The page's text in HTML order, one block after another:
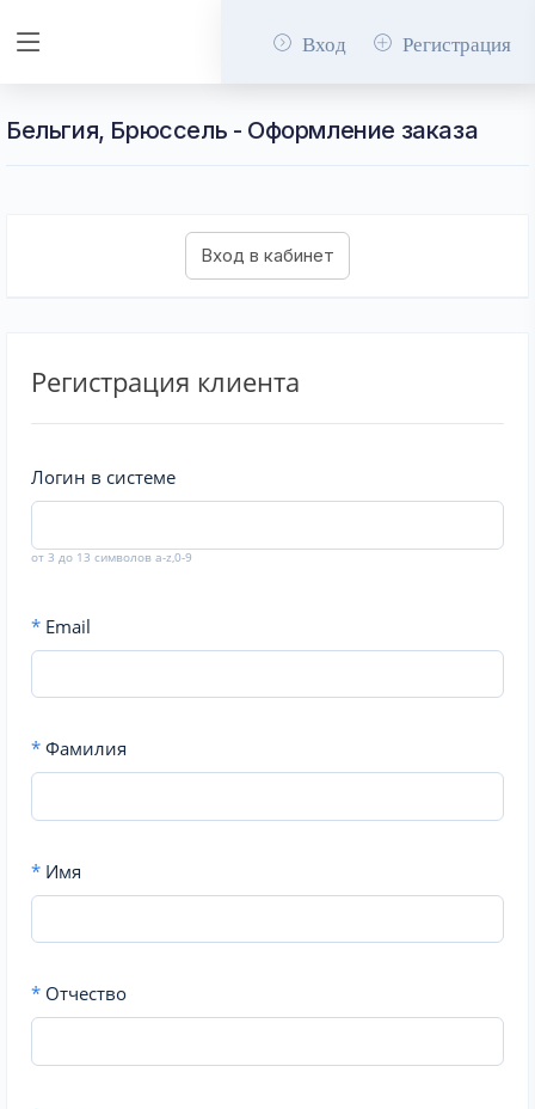
Вход Регистрация
Бельгия, Брюссель - Оформление заказа
Регистрация клиента
Логин в системе
от 3 до 13 символов a-z,0-9
* Email
* Фамилия
* Имя
* Отчество